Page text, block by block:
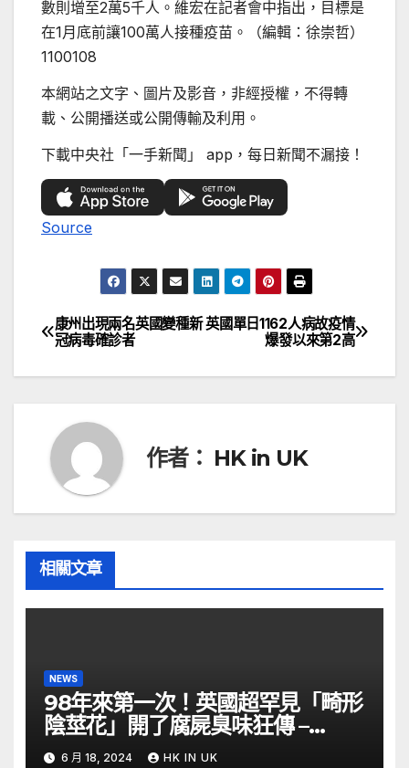
數則增至2萬5千人。維宏在記者會中指出，目標是
在1月底前讓100萬人接種疫苗。（編輯：徐崇哲）
1100108
本網站之文字、圖片及影音，非經授權，不得轉
載、公開播送或公開傳輸及利用。
下載中央社「一手新聞」 app，每日新聞不漏接！
Source
文
章
覽
英國單日1162人病故疫情
爆發以來第2高
康州出現兩名英國變種新
冠病毒確診者
作者： HK in UK
相關文章
NEWS
98年來第一次！英國超罕見「畸形
陰莖花」開了腐屍臭味狂傳 –
ETtoday
6 月 18, 2024 HK IN UK